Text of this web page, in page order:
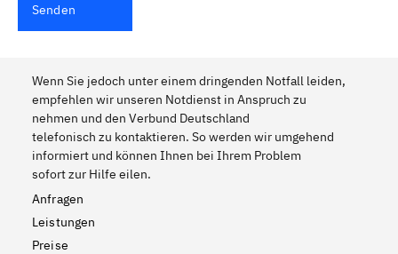
Senden
Wenn Sie jedoch unter einem dringenden Notfall leiden,
empfehlen wir unseren Notdienst in Anspruch zu
nehmen und den Verbund Deutschland
telefonisch zu kontaktieren. So werden wir umgehend
informiert und können Ihnen bei Ihrem Problem
sofort zur Hilfe eilen.
Anfragen
Leistungen
Preise